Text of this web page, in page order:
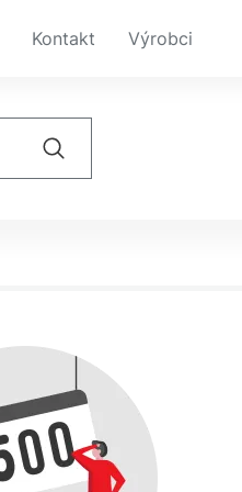
Kontakt Výrobci